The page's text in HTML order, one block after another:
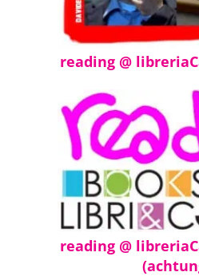
reading @
reading @